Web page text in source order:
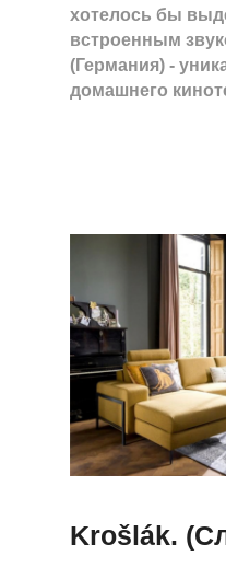
хотелось бы
встроенным
(Германия) -
домашнего
Krošlák.